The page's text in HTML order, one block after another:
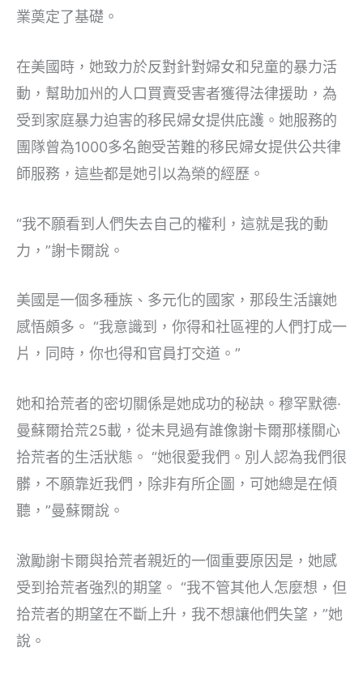
業奠定了基礎。
在美國時，她致力於反對針對婦女和兒童的暴力活
動，幫助加州的人口買賣受害者獲得法律援助，為
受到家庭暴力迫害的移民婦女提供庇護。她服務的
團隊曾為1000多名飽受苦難的移民婦女提供公共律
師服務，這些都是她引以為榮的經歷。
“我不願看到人們失去自己的權利，這就是我的動
力，”謝卡爾說。
美國是一個多種族、多元化的國家，那段生活讓她
感悟頗多。 “我意識到，你得和社區裡的人們打成一
片，同時，你也得和官員打交道。”
她和拾荒者的密切關係是她成功的秘訣。穆罕默德·
曼蘇爾拾荒25載，從未見過有誰像謝卡爾那樣關心
拾荒者的生活狀態。 “她很愛我們。別人認為我們很
髒，不願靠近我們，除非有所企圖，可她總是在傾
聽，”曼蘇爾說。
激勵謝卡爾與拾荒者親近的一個重要原因是，她感
受到拾荒者強烈的期望。 “我不管其他人怎麼想，但
拾荒者的期望在不斷上升，我不想讓他們失望，”她
說。